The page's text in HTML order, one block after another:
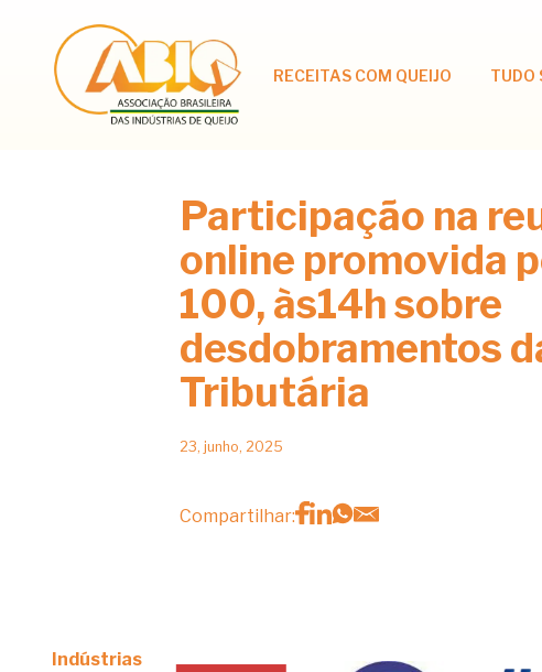
RECEITAS COM QUEIJO TUDO
Participação na
online promovida
100, às14h sobre
desdobramentos
Tributária
23, junho, 2025
Compartilhar:
Indústrias